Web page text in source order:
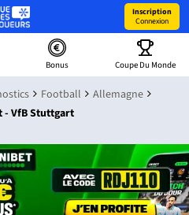
Inscription
Connexion
Bonus Coupe Du Monde
Football
Allemagne
VfB Stuttgart